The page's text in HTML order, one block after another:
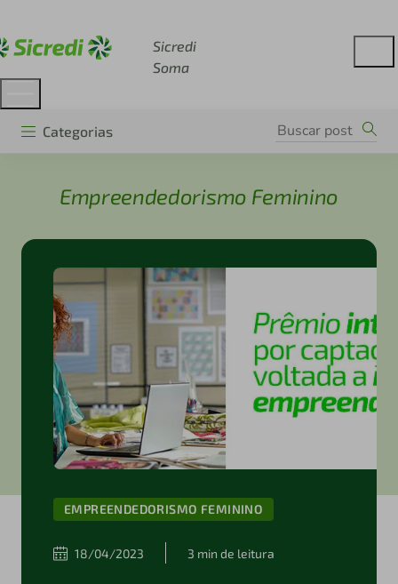
Sicredi
Soma
Categorias
Empreendedorismo Feminino
EMPREENDEDORISMO FEMININO
18/04/2023 3 min de leitura